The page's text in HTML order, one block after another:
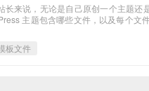
长来说，无论是自己原创一个主题还
主题包含哪些文件，以及每个文
板文件